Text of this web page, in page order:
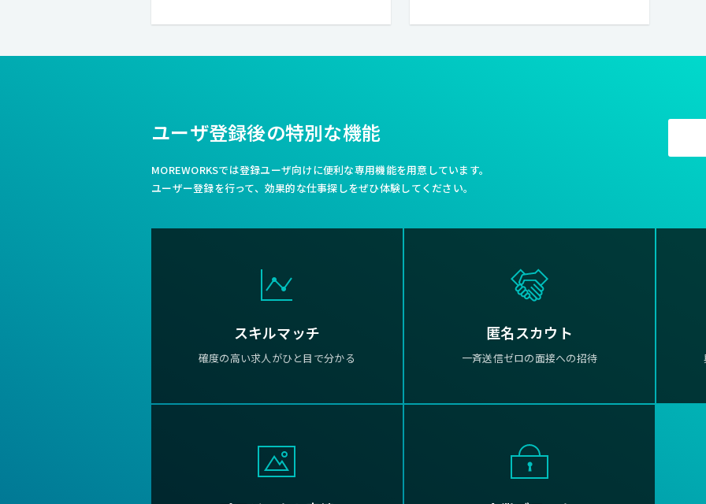
ユーザ登録後の特別な機能
MOREWORKSでは登録ユーザ向けに便利な専用機能を用意しています。
ユーザー登録を行って、効果的な仕事探しをぜひ体験してください。
スキルマッチ
確度の高い求人がひと目で分かる
匿名スカウト
一斉送信ゼロの面接への招待